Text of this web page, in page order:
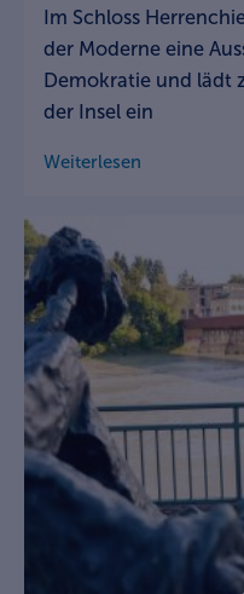
Im Schloss
der Moderne eine
Demokratie und lädt
der Insel ein
Weiterlesen